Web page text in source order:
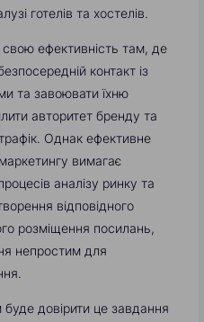
готелів та хостелів.
свою ефективність там, де
контакт із
та завоювати їхню
авторитет бренду та
Однак ефективне
вимагає
аналізу ринку та
відповідного
розміщення посилань,
непростим для
довірити це завдання